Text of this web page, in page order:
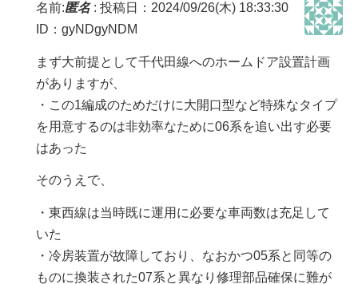
名前:匿名: 投稿日：2024/09/26(木) 18:33:30
ID：gyNDgyNDM
まず大前提として千代田線へのホームドア設置計画
がありますが、
・この1編成のためだけに大開口型など特殊なタイプ
を用意するのは非効率なために06系を追い出す必要
はあった
そのうえで、
・東西線は当時既に運用に必要な車両数は充足して
いた
・冷房装置が故障しており、なおかつ05系と同等の
ものに換装された07系と異なり修理部品確保に難が